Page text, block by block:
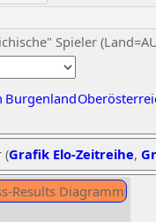
Spieler
Burgenland
(Grafik Elo-Zeitreihe,